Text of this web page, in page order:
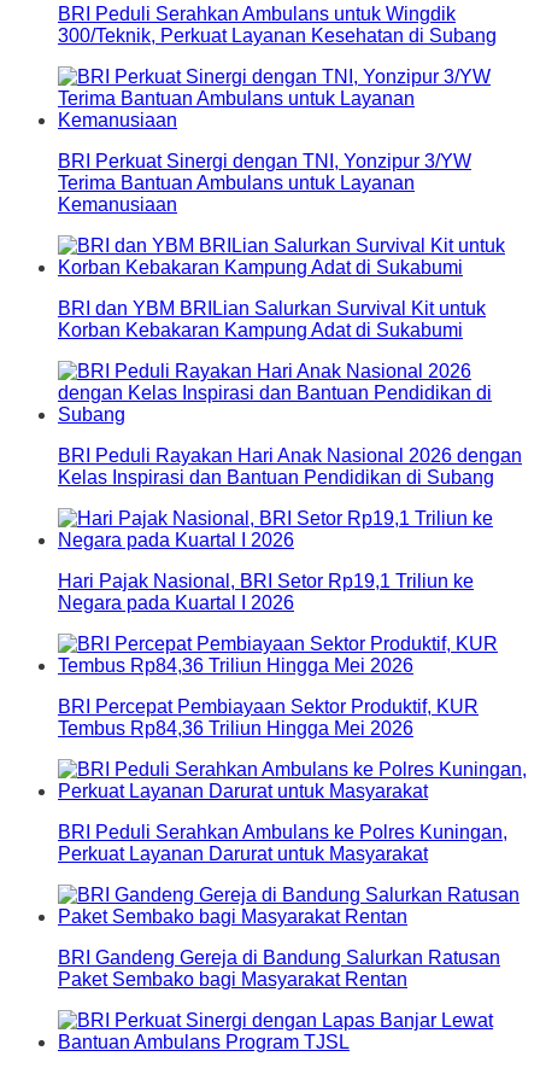
BRI Peduli Serahkan Ambulans untuk Wingdik
300/Teknik, Perkuat Layanan Kesehatan di Subang
BRI Perkuat Sinergi dengan TNI, Yonzipur 3/YW
Terima Bantuan Ambulans untuk Layanan
Kemanusiaan
BRI dan YBM BRILian Salurkan Survival Kit untuk
Korban Kebakaran Kampung Adat di Sukabumi
BRI Peduli Rayakan Hari Anak Nasional 2026 dengan
Kelas Inspirasi dan Bantuan Pendidikan di Subang
Hari Pajak Nasional, BRI Setor Rp19,1 Triliun ke
Negara pada Kuartal I 2026
BRI Percepat Pembiayaan Sektor Produktif, KUR
Tembus Rp84,36 Triliun Hingga Mei 2026
BRI Peduli Serahkan Ambulans ke Polres Kuningan,
Perkuat Layanan Darurat untuk Masyarakat
BRI Gandeng Gereja di Bandung Salurkan Ratusan
Paket Sembako bagi Masyarakat Rentan